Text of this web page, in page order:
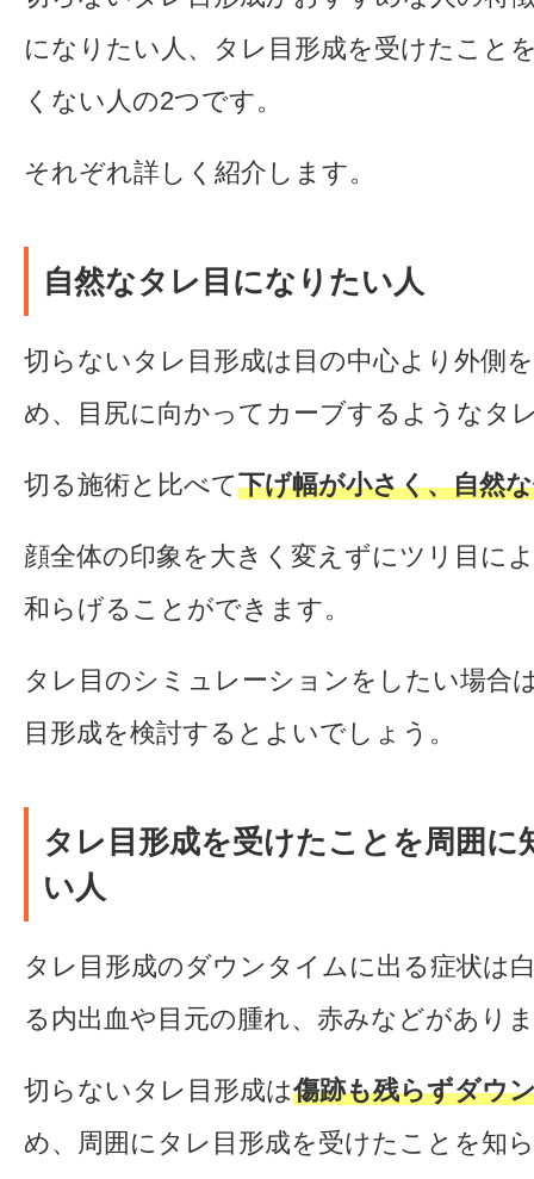
になりたい人、タレ目形成を受けたこと
くない人の2つです。
それぞれ詳しく紹介します。
自然なタレ目になりたい人
切らないタレ目形成は目の中心より外側
め、目尻に向かってカーブするようなタ
切る施術と比べて下げ幅が小さく、自然
顔全体の印象を大きく変えずにツリ目に
和らげることができます。
タレ目のシミュレーションをしたい場合
目形成を検討するとよいでしょう。
タレ目形成を受けたことを周囲に
い人
タレ目形成のダウンタイムに出る症状は
る内出血や目元の腫れ、赤みなどがあり
切らないタレ目形成は傷跡も残らずダウ
め、周囲にタレ目形成を受けたことを知